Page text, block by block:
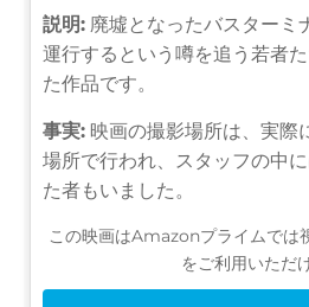
説明: 廃墟となったバスターミ
運行するという噂を追う若者
た作品です。
事実: 映画の撮影場所は、実際
場所で行われ、スタッフの中
た者もいました。
この映画はAmazonプライムでは
をご利用いただ